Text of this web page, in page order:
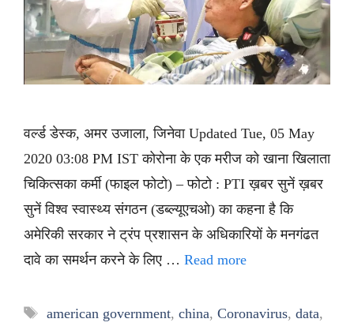
वर्ल्ड डेस्क, अमर उजाला, जिनेवा Updated Tue, 05 May
2020 03:08 PM IST कोरोना के एक मरीज को खाना खिलाता
चिकित्सका कर्मी (फाइल फोटो) – फोटो : PTI ख़बर सुनें ख़बर
सुनें विश्व स्वास्थ्य संगठन (डब्ल्यूएचओ) का कहना है कि
अमेरिकी सरकार ने ट्रंप प्रशासन के अधिकारियों के मनगंढत
दावे का समर्थन करने के लिए … Read more
Tags
american government, china, Coronavirus, data,